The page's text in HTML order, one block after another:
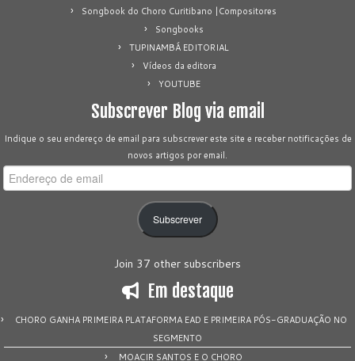
Songbook do Choro Curitibano |Compositores
Songbooks
TUPINAMBÁ EDITORIAL
Vídeos da editora
YOUTUBE
Subscrever Blog via email
Indique o seu endereço de email para subscrever este site e receber notificações de
novos artigos por email.
Endereço
de
Subscrever
Join 37 other subscribers
Em destaque
CHORO GANHA PRIMEIRA PLATAFORMA EAD E PRIMEIRA PÓS-GRADUAÇÃO NO
SEGMENTO
MOACIR SANTOS E O CHORO